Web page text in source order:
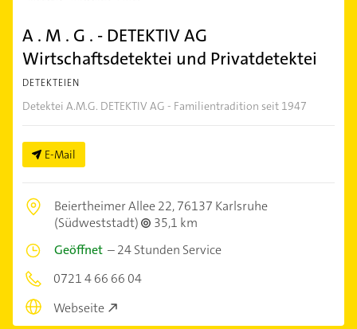
A . M . G . - DETEKTIV AG
Wirtschaftsdetektei und Privatdetektei
DETEKTEIEN
Detektei A.M.G. DETEKTIV AG - Familientradition seit 1947
E-Mail
Beiertheimer Allee 22,76137 Karlsruhe
(Südweststadt)
35,1 km
Geöffnet –24 Stunden Service
0721 4 66 66 04
Webseite